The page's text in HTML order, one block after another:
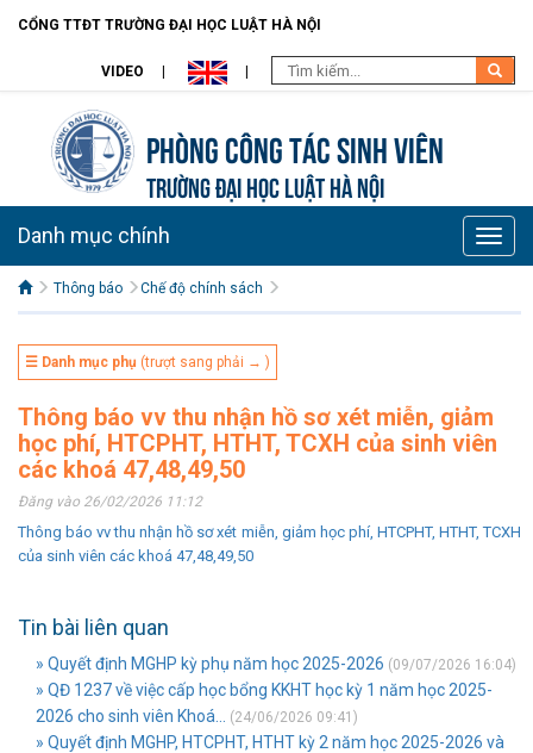
CỔNG TTĐT TRƯỜNG ĐẠI HỌC LUẬT HÀ NỘI
VIDEO
Phòng Công tác sinh viên
TRƯỜNG ĐẠI HỌC LUẬT HÀ NỘI
Toggle
Danh mục chính
Thông báo Chế độ chính sách
☰ Danh mục phụ (trượt sang phải → )
Thông báo vv thu nhận hồ sơ xét miễn, giảm
học phí, HTCPHT, HTHT, TCXH của sinh viên
các khoá 47,48,49,50
Đăng vào 26/02/2026 11:12
Thông báo vv thu nhận hồ sơ xét miễn, giảm học phí, HTCPHT, HTHT, TCXH
của sinh viên các khoá 47,48,49,50
Tin bài liên quan
» Quyết định MGHP kỳ phụ năm học 2025-2026 (09/07/2026 16:04)
» QĐ 1237 về việc cấp học bổng KKHT học kỳ 1 năm học 2025-
2026 cho sinh viên Khoá...
(24/06/2026 09:41)
» Quyết định MGHP, HTCPHT, HTHT kỳ 2 năm học 2025-2026 và